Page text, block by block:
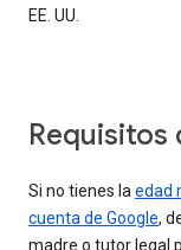
EE. UU.
Requisitos
Si no tienes laedad
cuenta de Google,
madre o tutor legal